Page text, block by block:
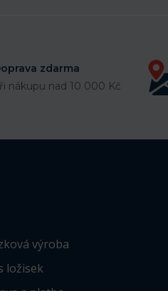
zdarma
nákupu nad 10 000 Kč
výroba
ložisek